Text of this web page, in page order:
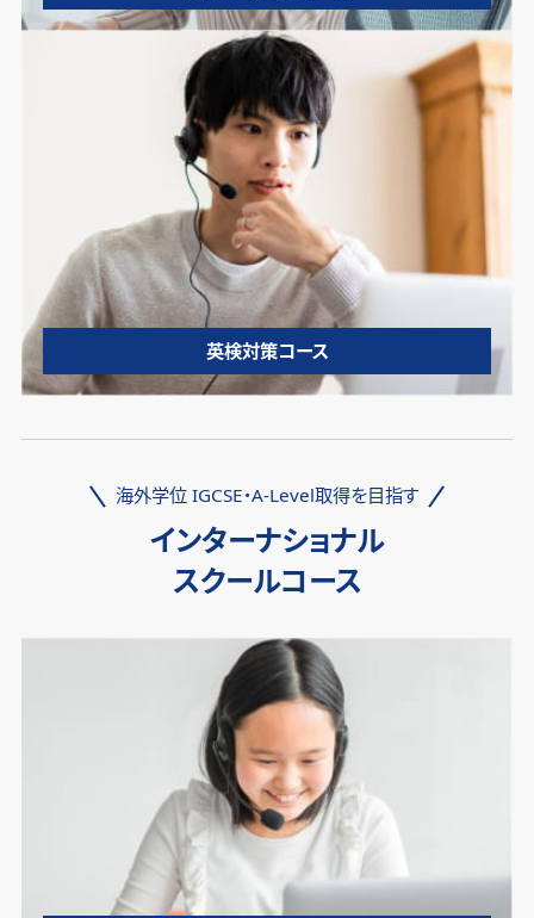
英検対策コース
海外学位 IGCSE・A-Level取得を目指す
インターナショナル
スクールコース